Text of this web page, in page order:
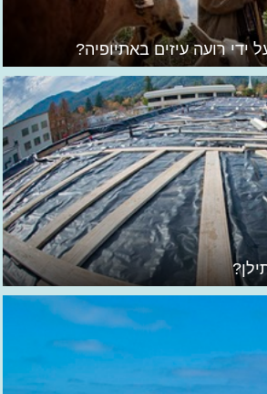
רועה עיזים באתיופיה?